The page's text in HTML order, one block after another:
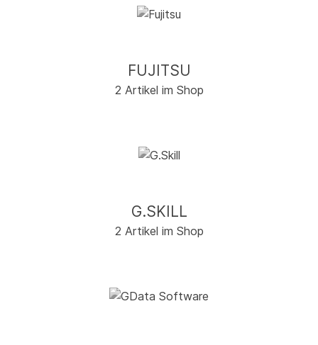
FUJITSU
2 Artikel im Shop
G.SKILL
2 Artikel im Shop